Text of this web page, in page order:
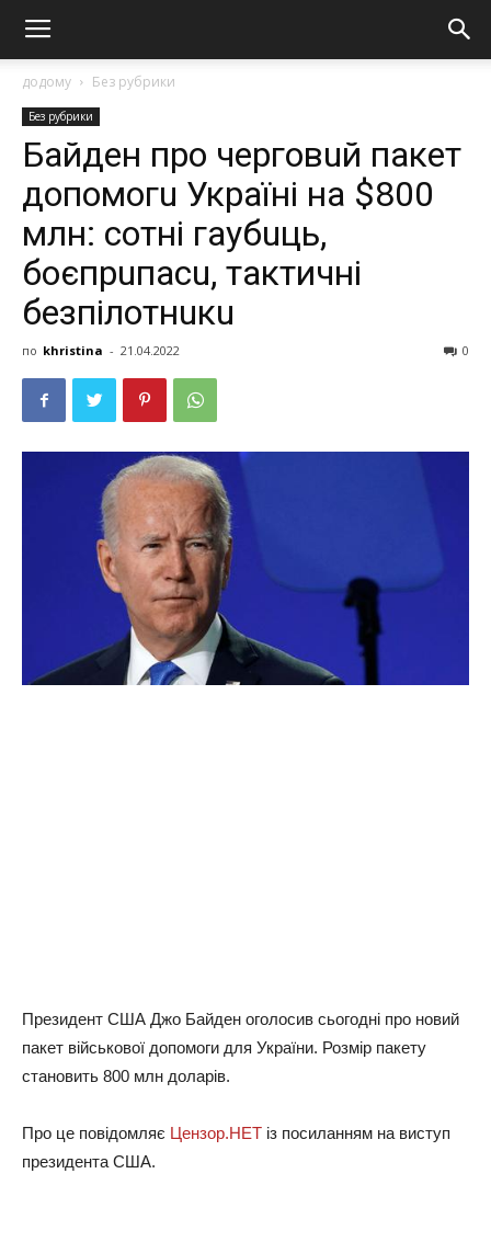
додому Без рубрики
Без рубрики
Бaйдeн про чeрговuй пaкет
дoпoмогu Укрaїні на $800
млн: сoтні гаубuць,
боєпрuпасu, тактичні
безпiлотнuкu
по khristina - 21.04.2022 0
Президент США Джо Байден оголосив сьогодні про новий
пакет військової допомоги для України. Розмір пакету
становить 800 млн доларів.
Про це повідомляє Цензор.НЕТ із посиланням на виступ
президента США.